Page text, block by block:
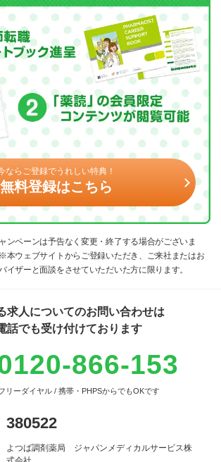
ならご登録でうれしい特典！
無料登録はこちら
ンペーンは予告なく変更・終了する場合がございま
本ウェブサイトからご登録いただき、ご来社またはお
イザーと面談をさせていただいた方に限ります。
求人についてのお問い合わせは
話でも受け付けております
866-153
リーダイヤル / 携帯・PHPSからでもOKです
380522
よつば調剤薬局 ジャパンメディカルサービス株